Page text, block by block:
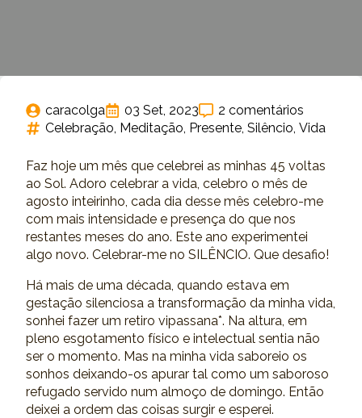
caracolga 03 Set, 2023
2 comentários
Celebração Meditação Presente Silêncio Vida
Faz hoje um mês que celebrei as minhas 45 voltas
ao Sol. Adoro celebrar a vida, celebro o mês de
agosto inteirinho, cada dia desse mês celebro-me
com mais intensidade e presença do que nos
restantes meses do ano. Este ano experimentei
algo novo. Celebrar-me no SILÊNCIO. Que desafio!
Há mais de uma década, quando estava em
gestação silenciosa a transformação da minha vida,
sonhei fazer um retiro vipassana*. Na altura, em
pleno esgotamento físico e intelectual sentia não
ser o momento. Mas na minha vida saboreio os
sonhos deixando-os apurar tal como um saboroso
refugado servido num almoço de domingo. Então
deixei a ordem das coisas surgir e esperei.